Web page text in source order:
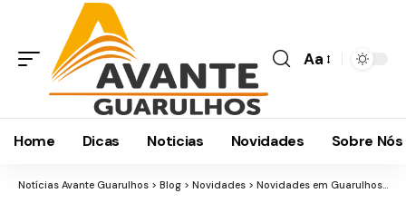
Aa
Home Dicas Noticias Novidades Sobre Nós
Notícias Avante Guarulhos > Blog > Novidades > Novidades em Guarulhos: O que Esperar da Cidade em 2025